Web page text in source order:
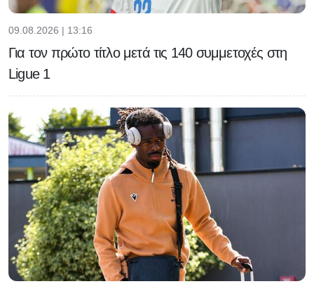
09.08.2026 | 13:16
Για τον πρώτο τίτλο μετά τις 140 συμμετοχές στη
Ligue 1